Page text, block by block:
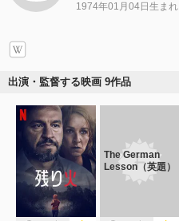
1974年01月04日生まれ
出演・監督する映画 9作品
The German
Lesson（英題）